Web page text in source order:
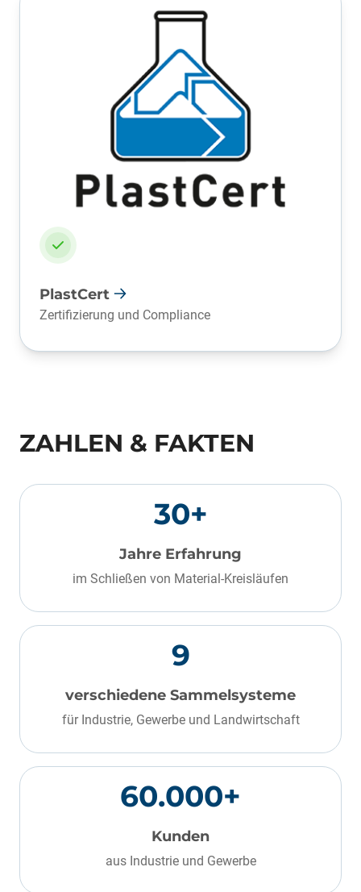
PlastCert
Zertifizierung und Compliance
ZAHLEN & FAKTEN
30+
Jahre Erfahrung
im Schließen von Material-Kreisläufen
9
verschiedene Sammelsysteme
für Industrie, Gewerbe und Landwirtschaft
60.000+
Kunden
aus Industrie und Gewerbe